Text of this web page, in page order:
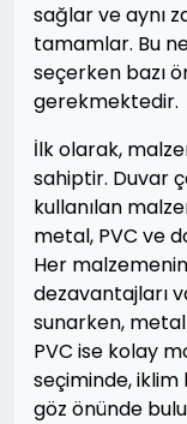
sağlar ve aynı
tamamlar. Bu
seçerken bazı
gerekmektedir.
İlk olarak,
sahiptir. Duvar
kullanılan
metal, PVC ve
Her
dezavantajları
sunarken, metal
PVC ise kolay
seçiminde, iklim
göz önünde